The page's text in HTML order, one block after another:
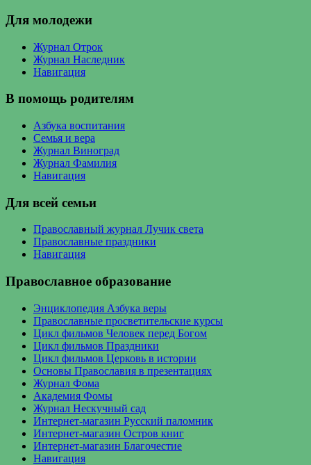
Для молодежи
Журнал Отрок
Журнал Наследник
Навигация
В помощь родителям
Азбука воспитания
Семья и вера
Журнал Виноград
Журнал Фамилия
Навигация
Для всей семьи
Православный журнал Лучик света
Православные праздники
Навигация
Православное образование
Энциклопедия Азбука веры
Православные просветительские курсы
Цикл фильмов Человек перед Богом
Цикл фильмов Праздники
Цикл фильмов Церковь в истории
Основы Православия в презентациях
Журнал Фома
Академия Фомы
Журнал Нескучный сад
Интернет-магазин Русский паломник
Интернет-магазин Остров книг
Интернет-магазин Благочестие
Навигация